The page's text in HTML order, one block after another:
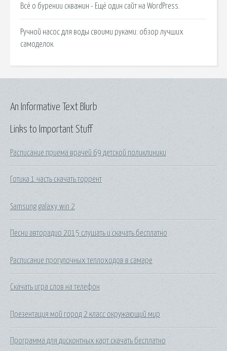
Всё о бурении скважин - Ещё один сайт на WordPress.
Ручной насос для воды своими руками: обзор лучших
самоделок.
Links to Important Stuff
Расписание приема врачей 69 детской поликлиники
Готика 1 часть скачать торрент
Samsung galaxy win 2
Песни авторадио 2015 слушать и скачать бесплатно
Расписание прогулочных теплоходов в самаре
Скачать игра слов на телефон
Презентация мой город 2 класс окружающий мир
Программа для дисконтных карт скачать бесплатно
An Informative Text Blurb